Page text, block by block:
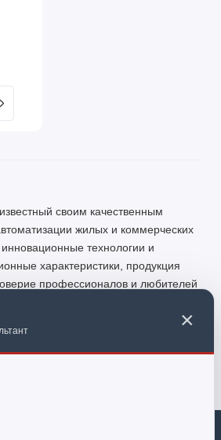
своим качественным
жилых и коммерческих
технологии и
характеристики, продукция
профессионалов и любителей
Thinka?
×